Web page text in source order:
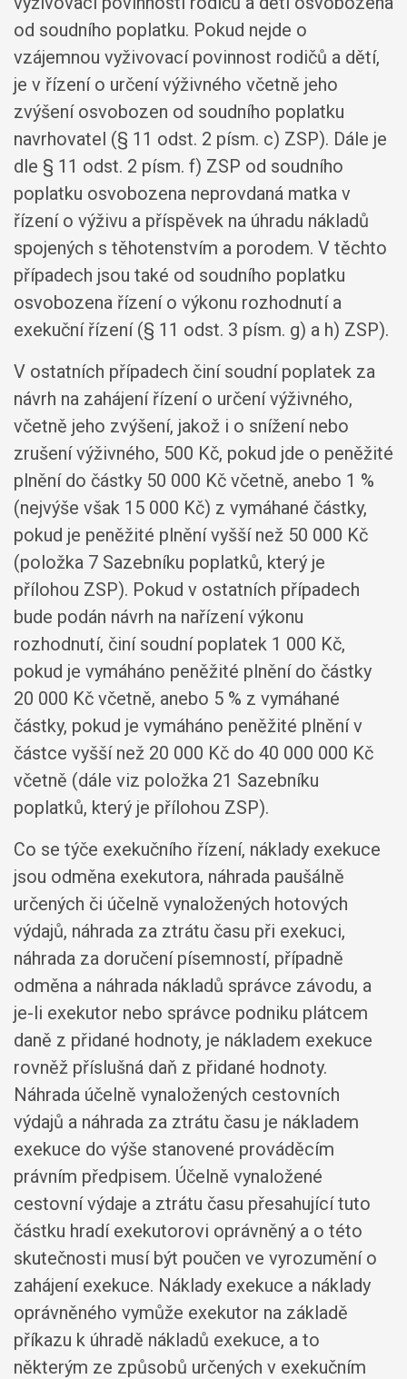
od soudního poplatku. Pokud nejde o
vzájemnou vyživovací povinnost rodičů a dětí,
je v řízení o určení výživného včetně jeho
zvýšení osvobozen od soudního poplatku
navrhovatel (§ 11 odst. 2 písm. c) ZSP). Dále je
dle § 11 odst. 2 písm. f) ZSP od soudního
poplatku osvobozena neprovdaná matka v
řízení o výživu a příspěvek na úhradu nákladů
spojených s těhotenstvím a porodem. V těchto
případech jsou také od soudního poplatku
osvobozena řízení o výkonu rozhodnutí a
exekuční řízení (§ 11 odst. 3 písm. g) a h) ZSP).
V ostatních případech činí soudní poplatek za
návrh na zahájení řízení o určení výživného,
včetně jeho zvýšení, jakož i o snížení nebo
zrušení výživného, 500 Kč, pokud jde o peněžité
plnění do částky 50 000 Kč včetně, anebo 1 %
(nejvýše však 15 000 Kč) z vymáhané částky,
pokud je peněžité plnění vyšší než 50 000 Kč
(položka 7 Sazebníku poplatků, který je
přílohou ZSP). Pokud v ostatních případech
bude podán návrh na nařízení výkonu
rozhodnutí, činí soudní poplatek 1 000 Kč,
pokud je vymáháno peněžité plnění do částky
20 000 Kč včetně, anebo 5 % z vymáhané
částky, pokud je vymáháno peněžité plnění v
částce vyšší než 20 000 Kč do 40 000 000 Kč
včetně (dále viz položka 21 Sazebníku
poplatků, který je přílohou ZSP).
Co se týče exekučního řízení, náklady exekuce
jsou odměna exekutora, náhrada paušálně
určených či účelně vynaložených hotových
výdajů, náhrada za ztrátu času při exekuci,
náhrada za doručení písemností, případně
odměna a náhrada nákladů správce závodu, a
je-li exekutor nebo správce podniku plátcem
daně z přidané hodnoty, je nákladem exekuce
rovněž příslušná daň z přidané hodnoty.
Náhrada účelně vynaložených cestovních
výdajů a náhrada za ztrátu času je nákladem
exekuce do výše stanovené prováděcím
právním předpisem. Účelně vynaložené
cestovní výdaje a ztrátu času přesahující tuto
částku hradí exekutorovi oprávněný a o této
skutečnosti musí být poučen ve vyrozumění o
zahájení exekuce. Náklady exekuce a náklady
oprávněného vymůže exekutor na základě
příkazu k úhradě nákladů exekuce, a to
některým ze způsobů určených v exekučním